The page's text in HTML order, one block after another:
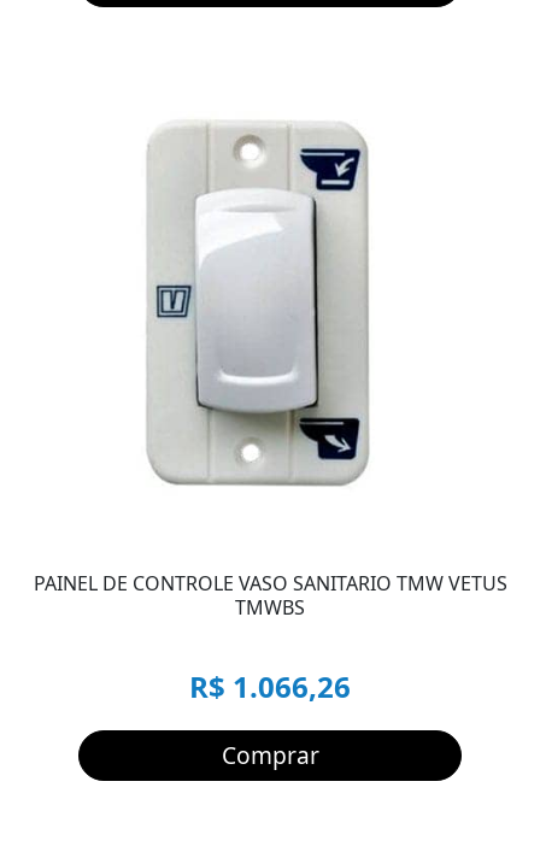
PAINEL DE CONTROLE VASO SANITARIO TMW VETUS
TMWBS
R$ 1.066,26
Comprar